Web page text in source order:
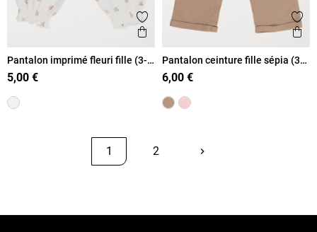
Ajouter aux favoris
Aperçu rapide
Pantalon imprimé fleuri fille (3-
36M)
5,00 €
Pantalon ceinture fille sépia (3-
36M)
6,00 €
1 2 keyboard_arrow_rightSuivant